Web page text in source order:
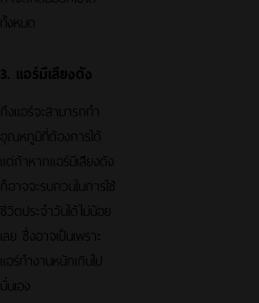
ทั้งหมด
3. แอร์มีเสียงดัง
ถึงแอร์จะสามารถทำ
อุณหภูมิที่ต้องการได้
แต่ถ้าหากแอร์มีเสียงดัง
ก็อาจจะรบกวนในการใช้
ชีวิตประจำวันได้ไม่น้อย
เลย ซึ่งอาจเป็นเพราะ
แอร์ทำงานหนักเกินไป
นั่นเอง